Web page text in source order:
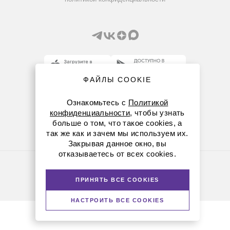
(+374 94) 010173
armenia@dia-m.ru
© Диаэм, 1988 — 2026. Все права защищены
Версия для печати
ФАЙЛЫ COOKIE
Ознакомьтесь с Политикой
конфиденциальности, чтобы узнать
больше о том, что такое cookies, а
так же как и зачем мы используем их.
Закрывая данное окно, вы
отказываетесь от всех cookies.
ПРИНЯТЬ ВСЕ COOKIES
НАСТРОИТЬ ВСЕ COOKIES